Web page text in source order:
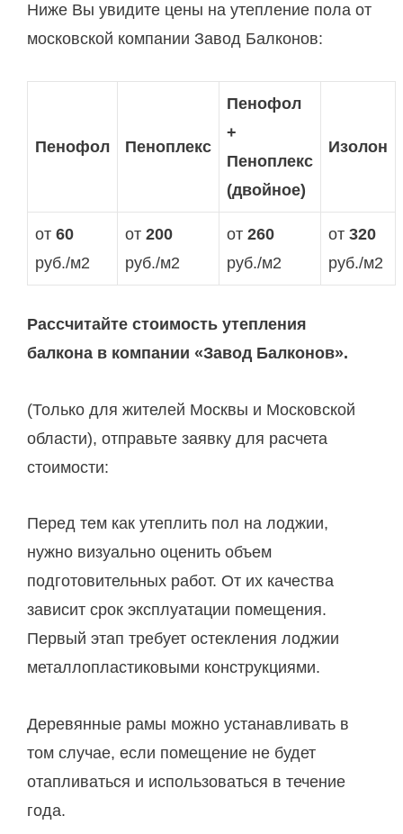
Ниже Вы увидите цены на утепление пола от
московской компании Завод Балконов:
Пенофол Пеноплекс
Пенофол
+
Пеноплекс
(двойное)
Изолон
от 60
руб./м2
от 200
руб./м2
от 260
руб./м2
от 320
руб./м2
Рассчитайте стоимость утепления
балкона в компании «Завод Балконов».
(Только для жителей Москвы и Московской
области), отправьте заявку для расчета
стоимости:
Перед тем как утеплить пол на лоджии,
нужно визуально оценить объем
подготовительных работ. От их качества
зависит срок эксплуатации помещения.
Первый этап требует остекления лоджии
металлопластиковыми конструкциями.
Деревянные рамы можно устанавливать в
том случае, если помещение не будет
отапливаться и использоваться в течение
года.